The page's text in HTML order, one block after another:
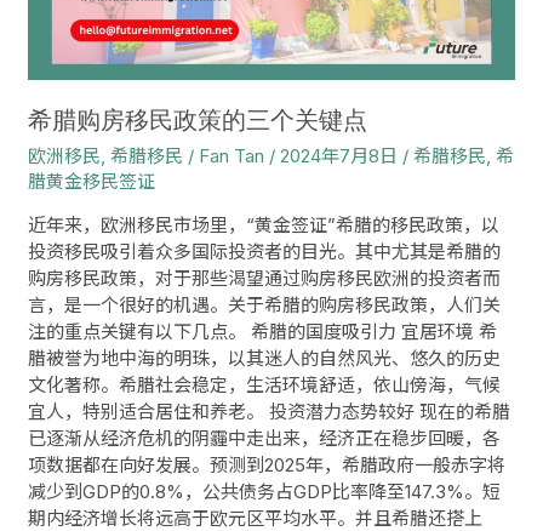
希腊购房移民政策的三个关键点
欧洲移民, 希腊移民 / Fan Tan /2024年7月8日 / 希腊移民, 希
腊黄金移民签证
近年来，欧洲移民市场里，“黄金签证”希腊的移民政策，以
投资移民吸引着众多国际投资者的目光。其中尤其是希腊的
购房移民政策，对于那些渴望通过购房移民欧洲的投资者而
言，是一个很好的机遇。关于希腊的购房移民政策，人们关
注的重点关键有以下几点。 希腊的国度吸引力 宜居环境 希
腊被誉为地中海的明珠，以其迷人的自然风光、悠久的历史
文化著称。希腊社会稳定，生活环境舒适，依山傍海，气候
宜人，特别适合居住和养老。 投资潜力态势较好 现在的希腊
已逐渐从经济危机的阴霾中走出来，经济正在稳步回暖，各
项数据都在向好发展。预测到2025年，希腊政府一般赤字将
减少到GDP的0.8%，公共债务占GDP比率降至147.3%。短
期内经济增长将远高于欧元区平均水平。并且希腊还搭上
个
关
键
点